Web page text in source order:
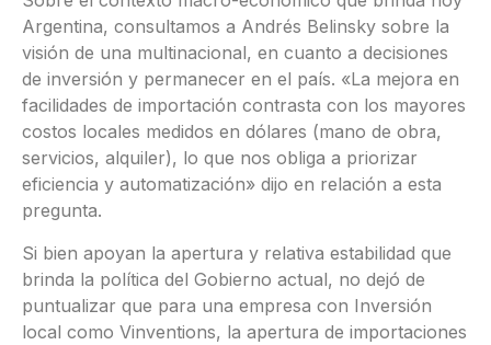
Argentina, consultamos a Andrés Belinsky sobre la
visión de una multinacional, en cuanto a decisiones
de inversión y permanecer en el país. «La mejora en
facilidades de importación contrasta con los mayores
costos locales medidos en dólares (mano de obra,
servicios, alquiler), lo que nos obliga a priorizar
eficiencia y automatización» dijo en relación a esta
pregunta.
Si bien apoyan la apertura y relativa estabilidad que
brinda la política del Gobierno actual, no dejó de
puntualizar que para una empresa con Inversión
local como Vinventions, la apertura de importaciones